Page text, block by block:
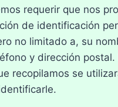
requerir que nos
de identificación
no limitado a, su
y dirección postal.
recopilamos se